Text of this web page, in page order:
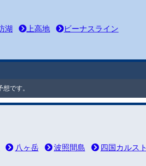
湖 上高地
ビーナスライン
です。
八ヶ岳 波照間島 四国カルスト